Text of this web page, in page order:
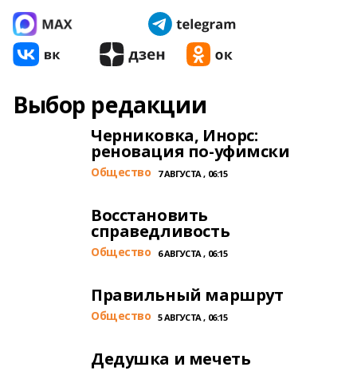
Выбор редакции
Черниковка, Инорс:
реновация по-уфимски
Общество 7 АВГУСТА , 06:15
Восстановить
справедливость
Общество 6 АВГУСТА , 06:15
Правильный маршрут
Общество 5 АВГУСТА , 06:15
Дедушка и мечеть